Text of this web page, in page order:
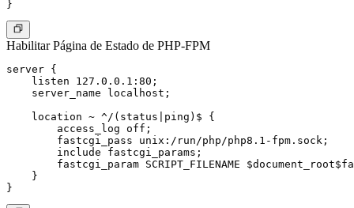
Habilitar Página de Estado de PHP-FPM
server {
    listen 127.0.0.1:80;
    server_name localhost;
    location ~ ^/(status|ping)$ {
        access_log off;
        fastcgi_pass unix:/run/php/php8.1-fpm.sock;
        include fastcgi_params;
fastcgi_param SCRIPT_FILENAME
    }